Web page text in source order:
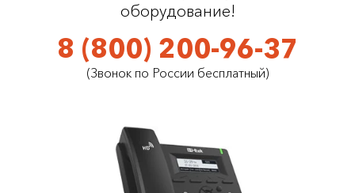
оборудование!
8 (800) 200-96-37
(Звонок по России бесплатный)